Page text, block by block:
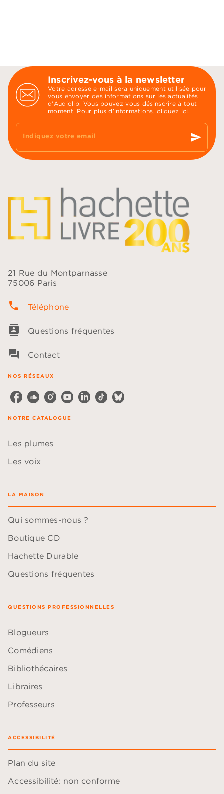
Inscrivez-vous à la newsletter
Votre adresse e-mail sera uniquement utilisée pour
vous envoyer des informations sur les actualités
d'Audiolib. Vous pouvez vous désinscrire à tout
moment. Pour plus d’informations,cliquez ici .
Indiquez votre email send
21 Rue du Montparnasse
75006 Paris
phone Téléphone
contacts Questions fréquentes
question_answer Contact
NOS RÉSEAUX
NOTRE CATALOGUE
Les plumes
Les voix
LA MAISON
Qui sommes-nous ?
Boutique CD
Hachette Durable
Questions fréquentes
QUESTIONS PROFESSIONNELLES
Blogueurs
Comédiens
Bibliothécaires
Libraires
Professeurs
ACCESSIBILITÉ
Plan du site
Accessibilité: non conforme